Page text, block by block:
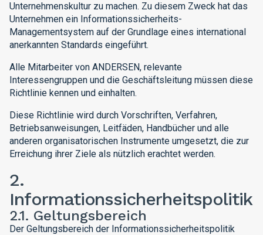
Unternehmenskultur zu machen. Zu diesem Zweck hat das
Unternehmen ein Informationssicherheits-
Managementsystem auf der Grundlage eines international
anerkannten Standards eingeführt.
Alle Mitarbeiter von ANDERSEN, relevante
Interessengruppen und die Geschäftsleitung müssen diese
Richtlinie kennen und einhalten.
Diese Richtlinie wird durch Vorschriften, Verfahren,
Betriebsanweisungen, Leitfäden, Handbücher und alle
anderen organisatorischen Instrumente umgesetzt, die zur
Erreichung ihrer Ziele als nützlich erachtet werden.
2.
Informationssicherheitspolitik
2.1. Geltungsbereich
Der Geltungsbereich der Informationssicherheitspolitik